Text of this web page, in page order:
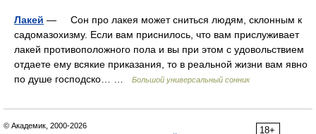
Лакей — Сон про лакея может сниться людям, склонным к
садомазохизму. Если вам приснилось, что вам прислуживает
лакей противоположного пола и вы при этом с удовольствием
отдаете ему всякие приказания, то в реальной жизни вам явно
по душе господско… …
Большой универсальный сонник
18+
© Академик, 2000-2026